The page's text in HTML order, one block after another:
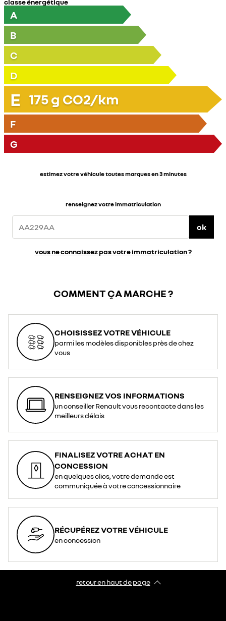
classe énergétique
A
B
C
D
E 175g CO2/km
F
G
estimez votre véhicule toutes marques en 3 minutes
renseignez votre immatriculation
ok
vous ne connaissez pas votre immatriculation ?
COMMENT ÇA MARCHE ?
CHOISISSEZ VOTRE VÉHICULE
parmi les modèles disponibles près de chez
vous
RENSEIGNEZ VOS INFORMATIONS
un conseiller Renault vous recontacte dans les
meilleurs délais
FINALISEZ VOTRE ACHAT EN
CONCESSION
en quelques clics, votre demande est
communiquée à votre concessionnaire
RÉCUPÉREZ VOTRE VÉHICULE
en concession
retour en haut de page​